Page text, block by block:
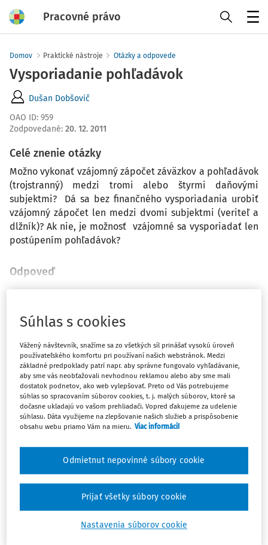
Pracovné právo
Domov Praktické nástroje Otázky a odpovede
Vysporiadanie pohľadávok
Dušan Dobšovič
OAO ID: 959
Zodpovedané: 20. 12. 2011
Celé znenie otázky
Možno vykonať vzájomný zápočet záväzkov a pohľadávok
(trojstranný) medzi tromi alebo štyrmi daňovými
subjektmi? Dá sa bez finančného vysporiadania urobiť
vzájomný zápočet len medzi dvomi subjektmi (veriteľ a
dlžník)? Ak nie, je možnosť vzájomné sa vysporiadať len
postúpením pohľadávok?
Odpoveď
Ups, zatiaľ ste si prečítali len
začiatok...
dostupný predplatiteľom portálu.
Odomknite si prístup k odbornému obsahu
a získajte prístup na 10 dní zdarma, stačí
Súhlas s cookies
Vážený návštevník, snažíme sa zo všetkých síl prinášať vysokú úroveň
používateľského komfortu pri používaní našich webstránok. Medzi
základné predpoklady patrí napr. aby správne fungovalo vyhľadávanie,
aby sme vás neobťažovali nevhodnou reklamou alebo aby sme mali
dostatok podnetov, ako web vylepšovať. Preto od Vás potrebujeme
súhlas so spracovaním súborov cookies, t. j. malých súborov, ktoré sa
dočasne ukladajú vo vašom prehliadači. Vopred ďakujeme za udelenie
súhlasu. Dáta využijeme na zlepšovanie našich služieb a prispôsobenie
obsahu webu priamo Vám na mieru. Viac informácií
Nastavenia súborov cookie
Odmietnut nepovinné súbory cookie
Prijať všetky súbory cookie